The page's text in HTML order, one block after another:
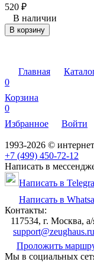
520 ₽
В наличии
В корзину
Главная
0
Корзина
0
Избранное
Войти
1993-2026 ©
+7 (499) 450-72-12
Написать в
Написать в
Написать в
Контакты:
117534, г. Москва,
support@zeughaus.ru
Проложить
Мы в социальных